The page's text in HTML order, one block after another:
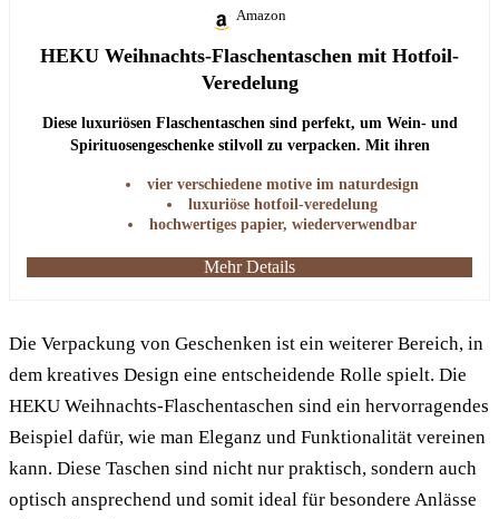
Amazon
HEKU Weihnachts-Flaschentaschen mit Hotfoil-
Veredelung
Diese luxuriösen Flaschentaschen sind perfekt, um Wein- und
Spirituosengeschenke stilvoll zu verpacken. Mit ihren
sind sie ein echter Hingucker.
vier verschiedene motive im naturdesign
luxuriöse hotfoil-veredelung
hochwertiges papier, wiederverwendbar
Mehr Details
Die Verpackung von Geschenken ist ein weiterer Bereich, in
dem kreatives Design eine entscheidende Rolle spielt. Die
HEKU Weihnachts-Flaschentaschen sind ein hervorragendes
Beispiel dafür, wie man Eleganz und Funktionalität vereinen
kann. Diese Taschen sind nicht nur praktisch, sondern auch
optisch ansprechend und somit ideal für besondere Anlässe